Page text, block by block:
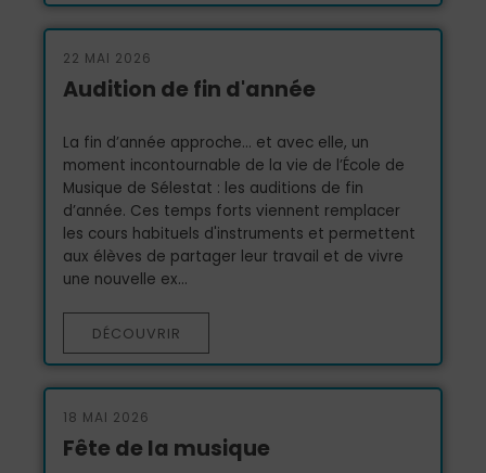
22 MAI 2026
Audition de fin d'année
La fin d’année approche… et avec elle, un
moment incontournable de la vie de l’École de
Musique de Sélestat : les auditions de fin
d’année. Ces temps forts viennent remplacer
les cours habituels d'instruments et permettent
aux élèves de partager leur travail et de vivre
une nouvelle ex...
DÉCOUVRIR
18 MAI 2026
Fête de la musique